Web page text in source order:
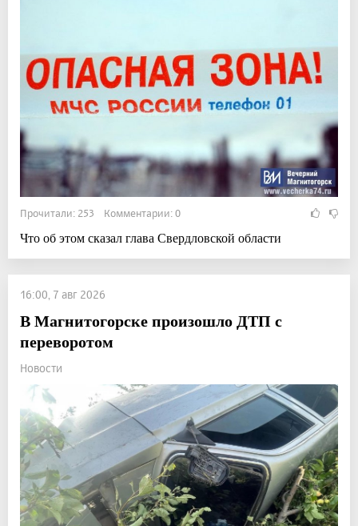
Прочитали: 253 Комментарии: 0
Что об этом сказал глава Свердловской области
16:00, 7 авг 2026
В Магнитогорске произошло ДТП с
переворотом
Новости